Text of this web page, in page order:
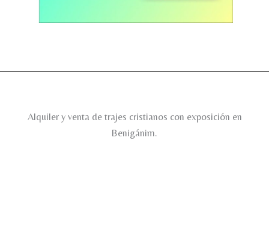
Alquiler y venta de trajes cristianos con exposición en
Benigánim.